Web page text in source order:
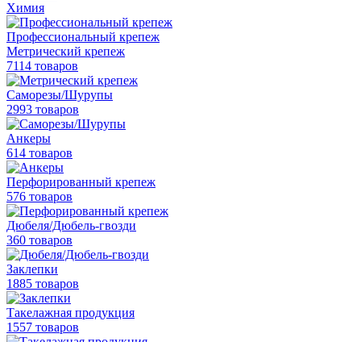
Химия
Профессиональный крепеж
Метрический крепеж
7114 товаров
Саморезы/Шурупы
2993 товаров
Анкеры
614 товаров
Перфорированный крепеж
576 товаров
Дюбеля/Дюбель-гвозди
360 товаров
Заклепки
1885 товаров
Такелажная продукция
1557 товаров